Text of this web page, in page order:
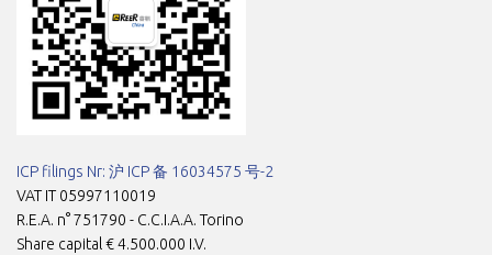
ICP filings Nr: 沪 ICP 备 16034575 号-2
VAT IT 05997110019
R.E.A. n° 751790 - C.C.I.A.A. Torino
Share capital € 4.500.000 I.V.